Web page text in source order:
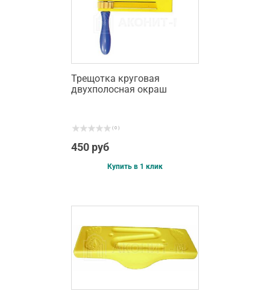
Трещотка круговая
двухполосная окраш
( 0 )
450 руб
Купить в 1 клик